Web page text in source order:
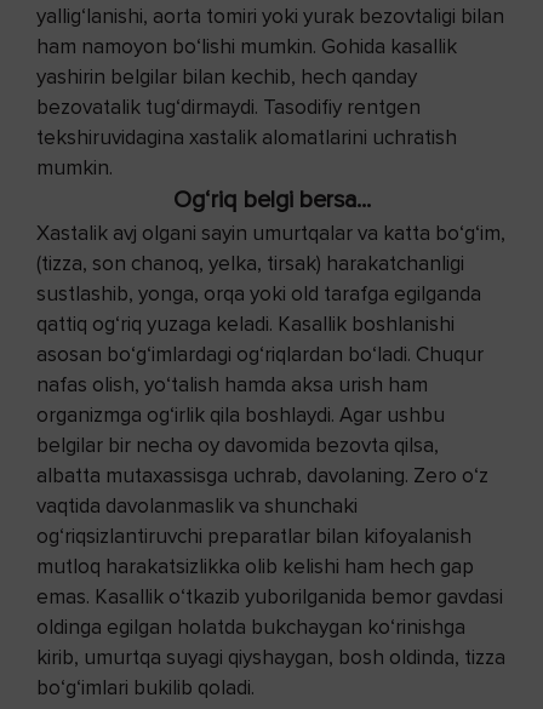
yallig‘lanishi, aorta tomiri yoki yurak bezovtaligi bilan
ham namoyon bo‘lishi mumkin. Gohida kasallik
yashirin belgilar bilan kechib, hech qanday
bezovatalik tug‘dirmaydi. Tasodifiy rentgen
tekshiruvidagina xastalik alomatlarini uchratish
mumkin.
Og‘riq belgi bersa...
Xastalik avj olgani sayin umurtqalar va katta bo‘g‘im,
(tizza, son chanoq, yelka, tirsak) harakatchanligi
sustlashib, yonga, orqa yoki old tarafga egilganda
qattiq og‘riq yuzaga keladi. Kasallik boshlanishi
asosan bo‘g‘imlardagi og‘riqlardan bo‘ladi. Chuqur
nafas olish, yo‘talish hamda aksa urish ham
organizmga og‘irlik qila boshlaydi. Agar ushbu
belgilar bir necha oy davomida bezovta qilsa,
albatta mutaxassisga uchrab, davolaning. Zero o‘z
vaqtida davolanmaslik va shunchaki
og‘riqsizlantiruvchi preparatlar bilan kifoyalanish
mutloq harakatsizlikka olib kelishi ham hech gap
emas. Kasallik o‘tkazib yuborilganida bemor gavdasi
oldinga egilgan holatda bukchaygan ko‘rinishga
kirib, umurtqa suyagi qiyshaygan, bosh oldinda, tizza
bo‘g‘imlari bukilib qoladi.